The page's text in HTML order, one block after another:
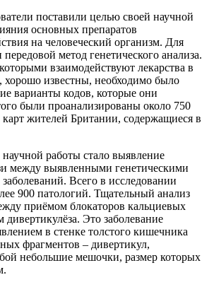
поставили целью своей научной
основных препаратов
на человеческий организм. Для
метод генетического анализа.
взаимодействуют лекарства в
хорошо известны, необходимо было
варианты кодов, которые они
были проанализированы около 750
карт жителей Британии, содержащиеся в
работы стало выявление
между выявленными генетическими
Всего в исследовании
900 патологий. Тщательный анализ
приёмом блокаторов кальциевых
дивертикулёза. Это заболевание
в стенке толстого кишечника
фрагментов – дивертикул,
небольшие мешочки, размер которых